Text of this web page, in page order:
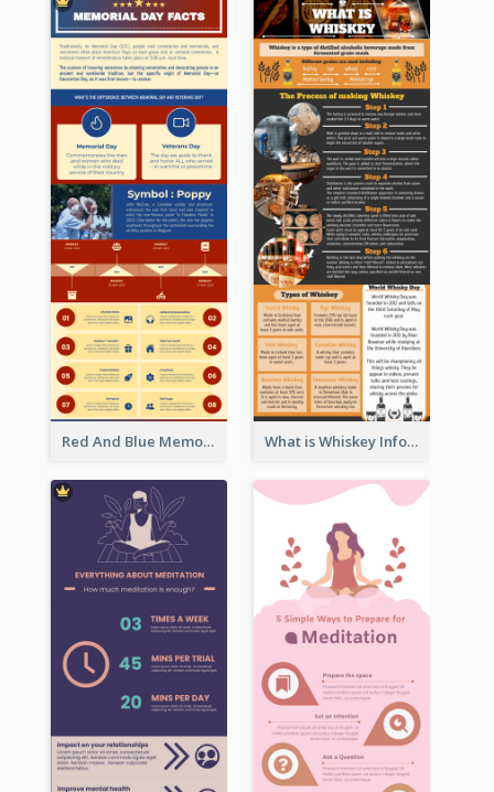
Red And Blue Memorial Day Fasts Infographic Design What is Whiskey Infographic